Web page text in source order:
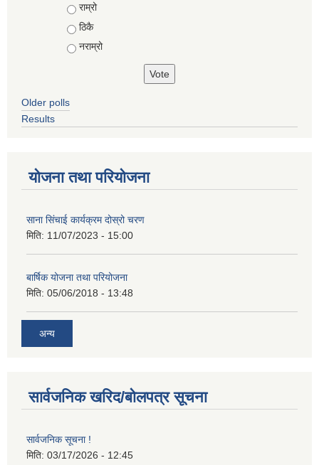
Choices
राम्रो
ठिकै
नराम्रो
Older polls
Results
योजना तथा परियोजना
साना सिंचाई कार्यक्रम दोस्रो चरण
मिति: 11/07/2023 - 15:00
बार्षिक योजना तथा परियोजना
मिति: 05/06/2018 - 13:48
अन्य
सार्वजनिक खरिद/बोलपत्र सूचना
सार्वजनिक सूचना !
मिति: 03/17/2026 - 12:45